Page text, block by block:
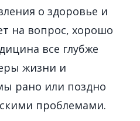
о здоровье и
на вопрос, хорошо
все глубже
жизни и
рано или поздно
проблемами.